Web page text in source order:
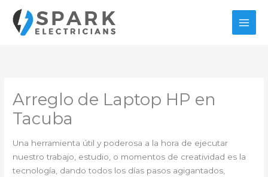
contenido
Arreglo de Laptop HP en
Tacuba
Una herramienta útil y poderosa a la hora de ejecutar
nuestro trabajo, estudio, o momentos de creatividad es la
tecnología, dando todos los días pasos agigantados,